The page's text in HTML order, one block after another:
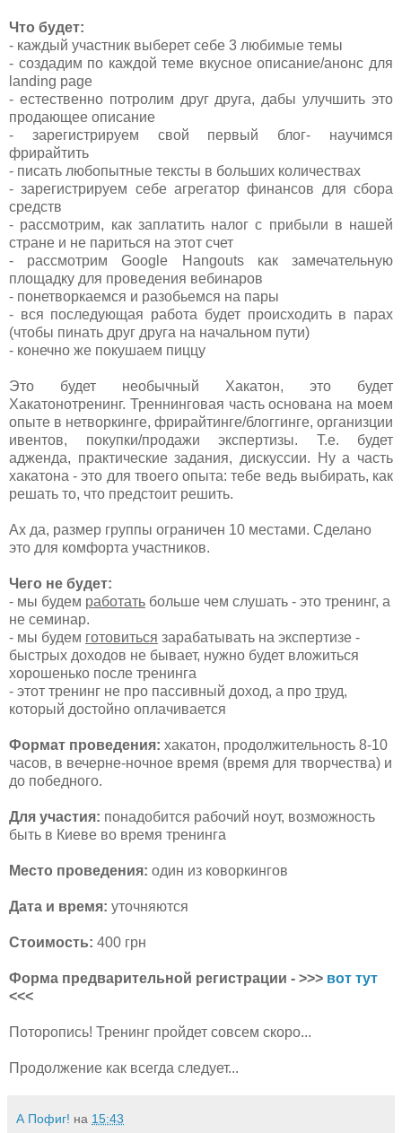
Что будет:
- каждый участник выберет себе 3 любимые темы
- создадим по каждой теме вкусное описание/анонс для
landing page
- естественно потролим друг друга, дабы улучшить это
продающее описание
- зарегистрируем свой первый блог- научимся
фрирайтить
- писать любопытные тексты в больших количествах
- зарегистрируем себе агрегатор финансов для сбора
средств
- рассмотрим, как заплатить налог с прибыли в нашей
стране и не париться на этот счет
- рассмотрим Google Hangouts как замечательную
площадку для проведения вебинаров
- понетворкаемся и разобьемся на пары
- вся последующая работа будет происходить в парах
(чтобы пинать друг друга на начальном пути)
- конечно же покушаем пиццу
Это будет необычный Хакатон, это будет
Хакатонотренинг. Треннинговая часть основана на моем
опыте в нетворкинге, фрирайтинге/блоггинге, организции
ивентов, покупки/продажи экспертизы. Т.е. будет
адженда, практические задания, дискуссии. Ну а часть
хакатона - это для твоего опыта: тебе ведь выбирать, как
решать то, что предстоит решить.
Ах да, размер группы ограничен 10 местами. Сделано
это для комфорта участников.
Чего не будет:
- мы будем работать больше чем слушать - это тренинг, а
не семинар.
- мы будем готовиться зарабатывать на экспертизе -
быстрых доходов не бывает, нужно будет вложиться
хорошенько после тренинга
- этот тренинг не про пассивный доход, а про труд,
который достойно оплачивается
Формат проведения: хакатон, продолжительность 8-10
часов, в вечерне-ночное время (время для творчества) и
до победного.
Для участия: понадобится рабочий ноут, возможность
быть в Киеве во время тренинга
Место проведения: один из коворкингов
Дата и время: уточняются
Стоимость: 400 грн
Форма предварительной регистрации - >>> вот тут
<<<
Поторопись! Тренинг пройдет совсем скоро...
Продолжение как всегда следует...
А Пофиг! на 15:43